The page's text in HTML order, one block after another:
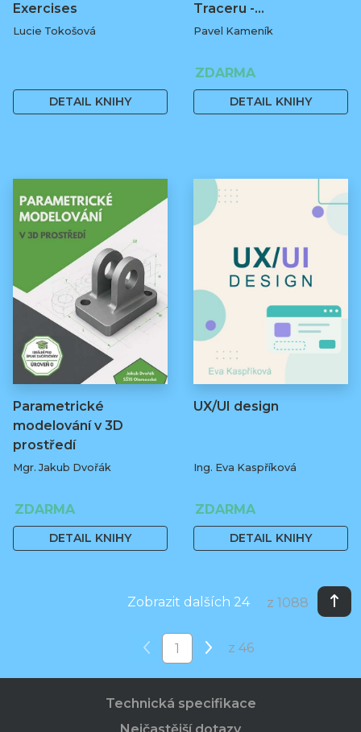
Exercises
Lucie Tokošová
DETAIL KNIHY
Traceru -…
Pavel Kameník
ZDARMA
DETAIL KNIHY
Parametrické
modelování v 3D
prostředí
Mgr. Jakub Dvořák
ZDARMA
DETAIL KNIHY
UX/UI design
Ing. Eva Kaspříková
ZDARMA
DETAIL KNIHY
Zobrazit dalších 24 z 1088
z 46
Technická specifikace
Nejčastější dotazy